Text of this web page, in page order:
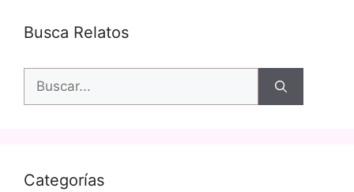
Busca Relatos
Buscar:
Categorías